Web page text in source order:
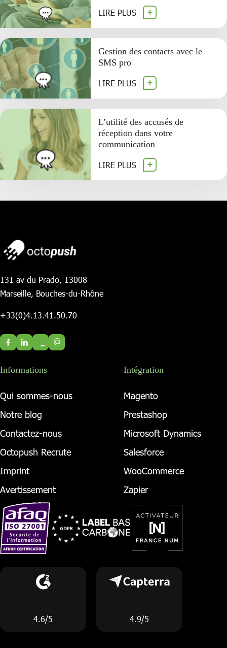
LIRE PLUS
Gestion des contacts avec le
SMS pro
LIRE PLUS
L’utilité des accusés de
réception dans votre
communication
LIRE PLUS
131 av du Prado, 13008
Marseille, Bouches-du-Rhône
+33(0)4.13.41.50.70
@
Informations
Qui sommes-nous
Notre blog
Contactez-nous
Octopush Recrute
Imprint
Avertissement
Intégration
Magento
Prestashop
Microsoft Dynamics
Salesforce
WooCommerce
Zapier
4.6/5 4.9/5